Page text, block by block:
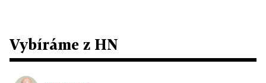
Vybíráme z HN